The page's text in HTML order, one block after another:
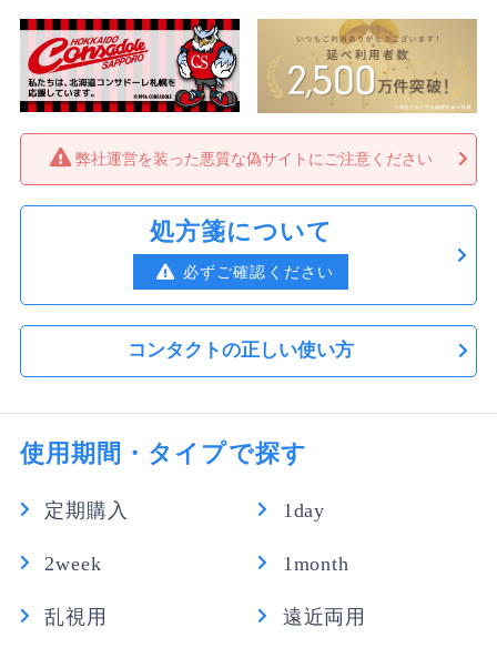
弊社運営を装った悪質な偽サイトにご注意ください
処方箋について
必ずご確認ください
コンタクトの正しい使い方
使用期間・タイプで探す
定期購入 1day
2week 1month
乱視用 遠近両用